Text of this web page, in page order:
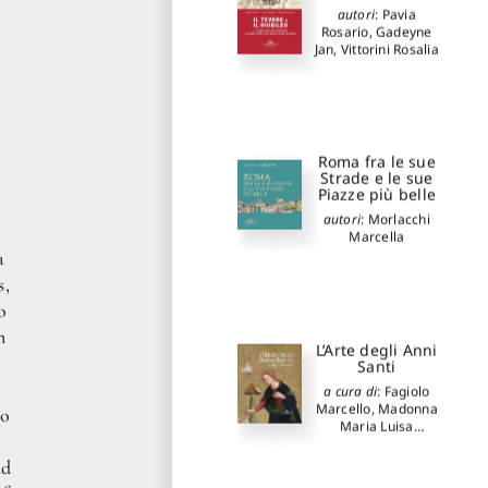
autori: Pavia
Rosario, Gadeyne
Jan, Vittorini Rosalia
Roma fra le sue
Strade e le sue
Piazze più belle
autori: Morlacchi
Marcella
L’Arte degli Anni
Santi
a cura di: Fagiolo
Marcello, Madonna
Maria Luisa